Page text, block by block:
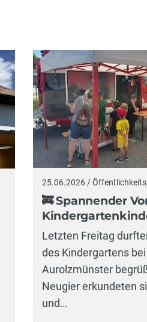
25.06.2026 /
🚒 Spannender
Letzten Freitag
des Kindergartens
Aurolzmünster
Neugier erkundeten
und…